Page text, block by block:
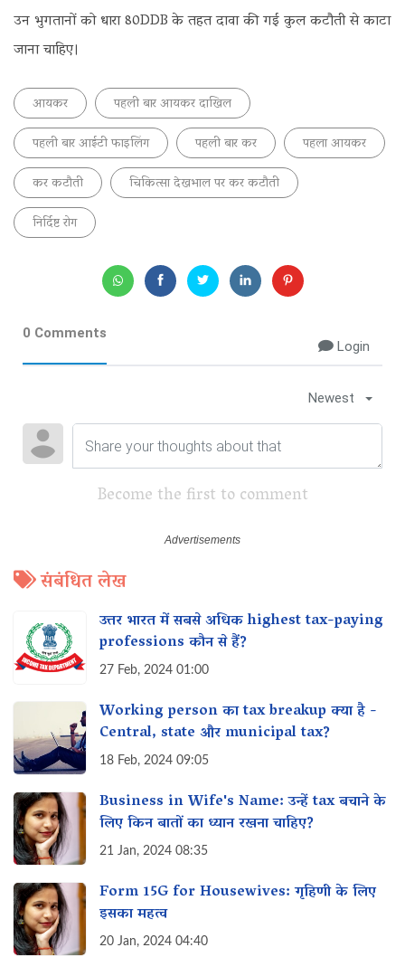
उन भुगतानों को धारा 80DDB के तहत दावा की गई कुल कटौती से काटा
जाना चाहिए।
आयकर
पहली बार आयकर दाखिल
पहली बार आईटी फाइलिंग
पहली बार कर
पहला आयकर
कर कटौती
चिकित्सा देखभाल पर कर कटौती
निर्दिष्ट रोग
0 Comments
Login
Newest
Become the first to comment
संबंधित लेख
उत्तर भारत में सबसे अधिक highest tax-paying
professions कौन से हैं?
27 Feb, 2024 01:00
Working person का tax breakup क्या है -
Central, state और municipal tax?
18 Feb, 2024 09:05
Business in Wife's Name: उन्हें tax बचाने के
लिए किन बातों का ध्यान रखना चाहिए?
21 Jan, 2024 08:35
Form 15G for Housewives: गृहिणी के लिए
इसका महत्व‌
20 Jan, 2024 04:40